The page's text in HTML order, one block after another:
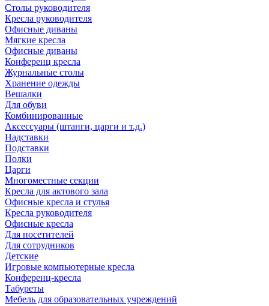
Столы руководителя
Кресла руководителя
Офисные диваны
Мягкие кресла
Офисные диваны
Конференц кресла
Журнальные столы
Хранение одежды
Вешалки
Для обуви
Комбинированные
Аксессуары (штанги, царги и т.д.)
Надставки
Подставки
Полки
Царги
Многоместные секции
Кресла для актового зала
Офисные кресла и стулья
Кресла руководителя
Офисные кресла
Для посетителей
Для сотрудников
Детские
Игровые компьютерные кресла
Конференц-кресла
Табуреты
Мебель для образовательных учреждений